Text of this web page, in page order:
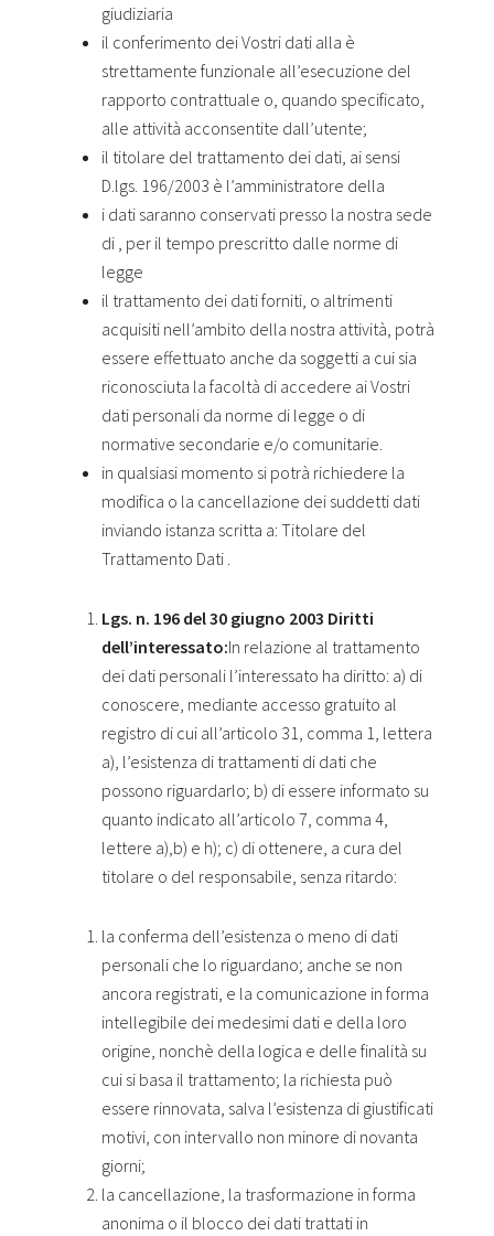
giudiziaria
il conferimento dei Vostri dati alla è
strettamente funzionale all’esecuzione del
rapporto contrattuale o, quando specificato,
alle attività acconsentite dall’utente;
il titolare del trattamento dei dati, ai sensi
D.lgs. 196/2003 è l’amministratore della
i dati saranno conservati presso la nostra sede
di , per il tempo prescritto dalle norme di
legge
il trattamento dei dati forniti, o altrimenti
acquisiti nell’ambito della nostra attività, potrà
essere effettuato anche da soggetti a cui sia
riconosciuta la facoltà di accedere ai Vostri
dati personali da norme di legge o di
normative secondarie e/o comunitarie.
in qualsiasi momento si potrà richiedere la
modifica o la cancellazione dei suddetti dati
inviando istanza scritta a: Titolare del
Trattamento Dati .
Lgs. n. 196 del 30 giugno 2003 Diritti
dell’interessato:In relazione al trattamento
dei dati personali l’interessato ha diritto: a) di
conoscere, mediante accesso gratuito al
registro di cui all’articolo 31, comma 1, lettera
a), l’esistenza di trattamenti di dati che
possono riguardarlo; b) di essere informato su
quanto indicato all’articolo 7, comma 4,
lettere a),b) e h); c) di ottenere, a cura del
titolare o del responsabile, senza ritardo:
la conferma dell’esistenza o meno di dati
personali che lo riguardano; anche se non
ancora registrati, e la comunicazione in forma
intellegibile dei medesimi dati e della loro
origine, nonchè della logica e delle finalità su
cui si basa il trattamento; la richiesta può
essere rinnovata, salva l’esistenza di giustificati
motivi, con intervallo non minore di novanta
giorni;
la cancellazione, la trasformazione in forma
anonima o il blocco dei dati trattati in